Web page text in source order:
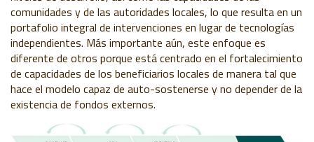
comunidades y de las autoridades locales, lo que resulta en un
portafolio integral de intervenciones en lugar de tecnologías
independientes. Más importante aún, este enfoque es
diferente de otros porque está centrado en el fortalecimiento
de capacidades de los beneficiarios locales de manera tal que
hace el modelo capaz de auto-sostenerse y no depender de la
existencia de fondos externos.